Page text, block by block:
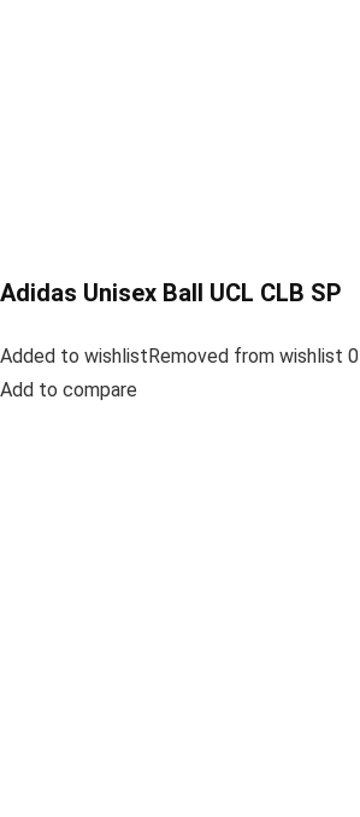
Adidas Unisex Ball UCL CLB SP
Added to wishlistRemoved from wishlist 0
Add to compare